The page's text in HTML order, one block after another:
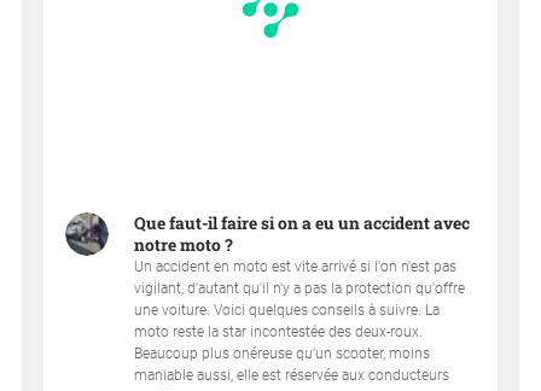
Que faut-il faire si on a eu un accident avec
notre moto ?
Un accident en moto est vite arrivé si l'on n'est pas
vigilant, d'autant qu'il n'y a pas la protection qu'offre
une voiture. Voici quelques conseils à suivre. La
moto reste la star incontestée des deux-roux.
Beaucoup plus onéreuse qu’un scooter, moins
maniable aussi, elle est réservée aux conducteurs